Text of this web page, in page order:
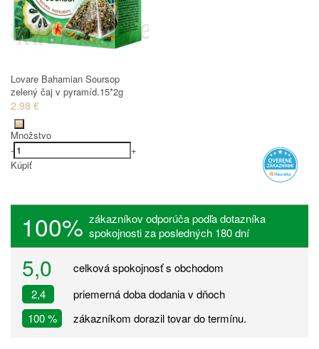
Lovare Bahamian Soursop
zelený čaj v pyramíd.15*2g
2.98 €
Množstvo
-
+
Kúpiť
100% zákazníkov odporúča podľa dotazníka
spokojnosti za posledných 180 dní
5,0
celková spokojnosť s obchodom
2,4
priemerná doba dodania v dňoch
100 %
zákazníkom dorazil tovar do termínu.